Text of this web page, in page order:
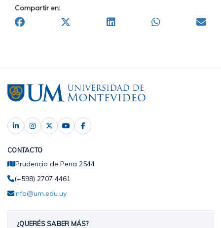
Compartir en:
CONTACTO
Prudencio de Pena 2544
(+598) 2707 4461
info@um.edu.uy
¿QUERÉS SABER MÁS?